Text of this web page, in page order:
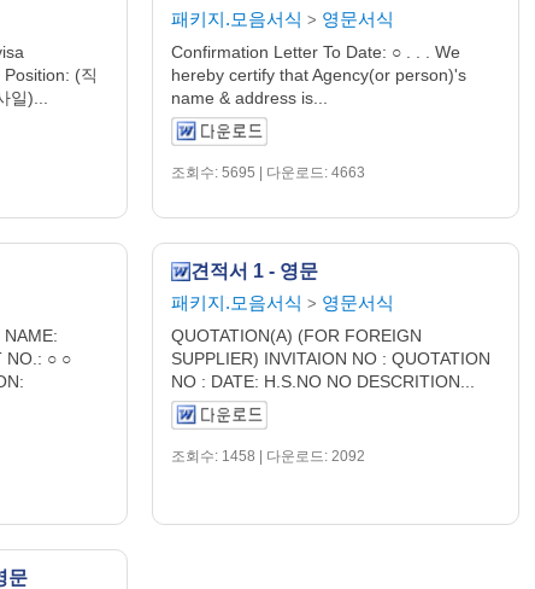
(직
)...
패키지.모음서식 > 영문서식
Confirmation Letter To Date: ○ . . . We
hereby certify that Agency(or person)'s
name & address is...
조회수: 5695 | 다운로드: 4663
NAME:
NO.: ○ ○
견적서 1 - 영문
패키지.모음서식 > 영문서식
QUOTATION(A) (FOR FOREIGN
SUPPLIER) INVITAION NO : QUOTATION
NO : DATE: H.S.NO NO DESCRITION...
조회수: 1458 | 다운로드: 2092
문